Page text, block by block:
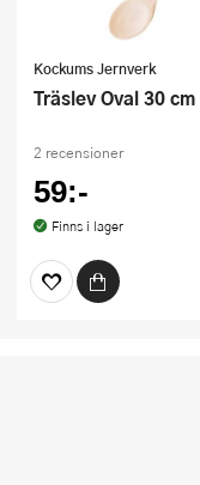
Kockums Jernverk
Träslev Oval 30 cm
2 recensioner
59:-
Finns i lager